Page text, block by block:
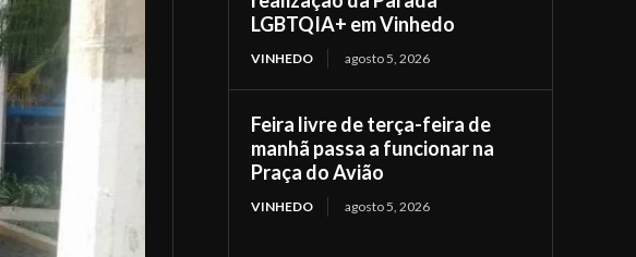
LGBTQIA+ em Vinhedo
VINHEDO agosto 5, 2026
Feira livre de terça-feira de
manhã passa a funcionar na
Praça do Avião
VINHEDO agosto 5, 2026